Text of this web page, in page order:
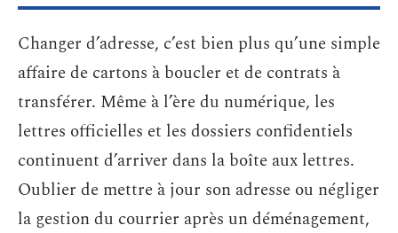
Changer d’adresse, c’est bien plus qu’une simple
affaire de cartons à boucler et de contrats à
transférer. Même à l’ère du numérique, les
lettres officielles et les dossiers confidentiels
continuent d’arriver dans la boîte aux lettres.
Oublier de mettre à jour son adresse ou négliger
la gestion du courrier après un déménagement,